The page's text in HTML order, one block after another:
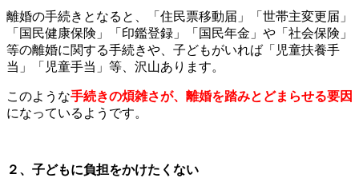
離婚の手続きとなると、「住民票移動届」「世帯主変更届」
「国民健康保険」「印鑑登録」「国民年金」や「社会保険」
等の離婚に関する手続きや、子どもがいれば「児童扶養手
当」「児童手当」等、沢山あります。
このような手続きの煩雑さが、離婚を踏みとどまらせる要因
になっているようです。
２、子どもに負担をかけたくない